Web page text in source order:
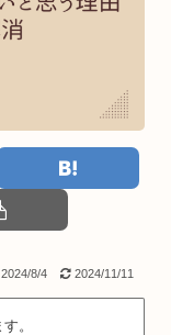
2024/8/4 2024/11/11
。